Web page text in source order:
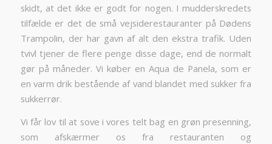
skidt, at det ikke er godt for nogen. I mudderskredets
tilfælde er det de små vejsiderestauranter på Dødens
Trampolin, der har gavn af alt den ekstra trafik. Uden
tvivl tjener de flere penge disse dage, end de normalt
gør på måneder. Vi køber en Aqua de Panela, som er
en varm drik bestående af vand blandet med sukker fra
sukkerrør.
Vi får lov til at sove i vores telt bag en grøn presenning,
som afskærmer os fra restauranten og